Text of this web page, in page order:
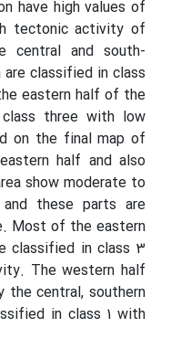
have high values of
tectonic activity of
central and south-
classified in class
eastern half of the
three with low
on the final map of
half and also
show moderate to
these parts are
Most of the eastern
classified in class 3
The western half
the central, southern
in class 1 with